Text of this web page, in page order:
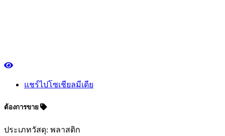
แชร์ไปโซเชียลมีเดีย
ต้องการขาย
ประเภทวัสดุ: พลาสติก